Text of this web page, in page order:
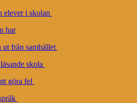
elever i skolan
har
ut från samhället
skola
göra fel